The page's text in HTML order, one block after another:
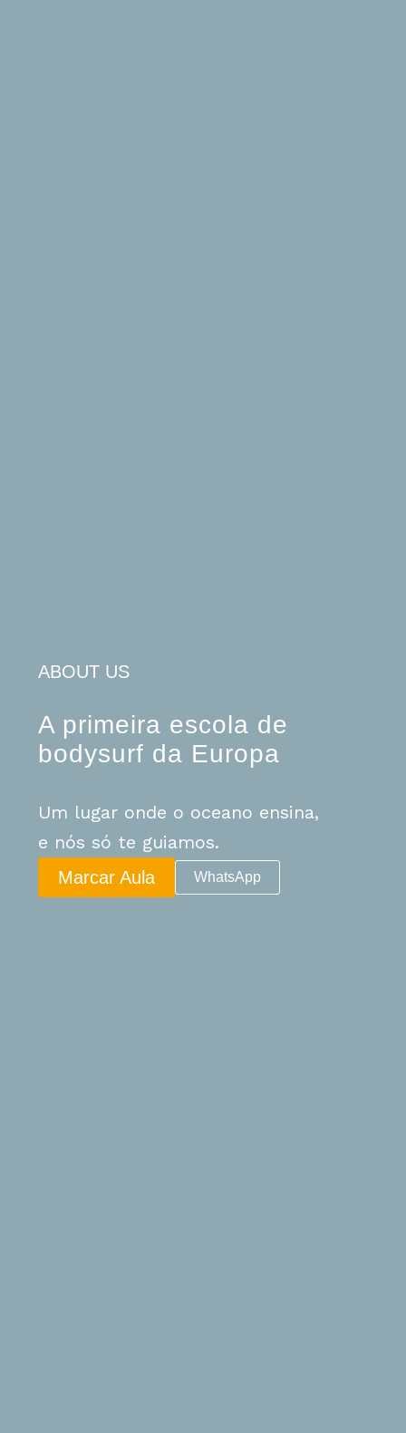
ABOUT US
A primeira escola de
bodysurf da Europa
Um lugar onde o oceano ensina,
e nós só te guiamos.
Marcar Aula WhatsApp